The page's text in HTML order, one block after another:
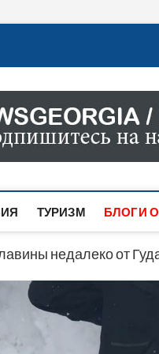
О СОБЫТИЯХ
ПОЛИТИКИ,
ТУРИЗМ БЛОГИ
недалеко от